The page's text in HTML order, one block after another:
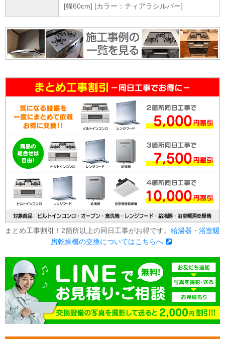
[幅60cm] [カラー：ティアラシルバー]
まとめ工事割引！2箇所以上の同日工事がお得です。 給湯器・浴室暖
房乾燥機の交換についてはこちらへ